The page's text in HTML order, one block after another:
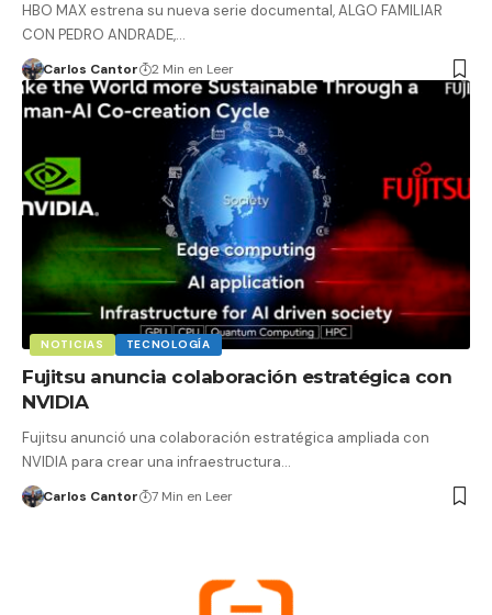
HBO MAX estrena su nueva serie documental, ALGO FAMILIAR
CON PEDRO ANDRADE,…
Carlos Cantor 2 Min en Leer
NOTICIAS TECNOLOGÍA
Fujitsu anuncia colaboración estratégica con
NVIDIA
Fujitsu anunció una colaboración estratégica ampliada con
NVIDIA para crear una infraestructura…
Carlos Cantor 7 Min en Leer